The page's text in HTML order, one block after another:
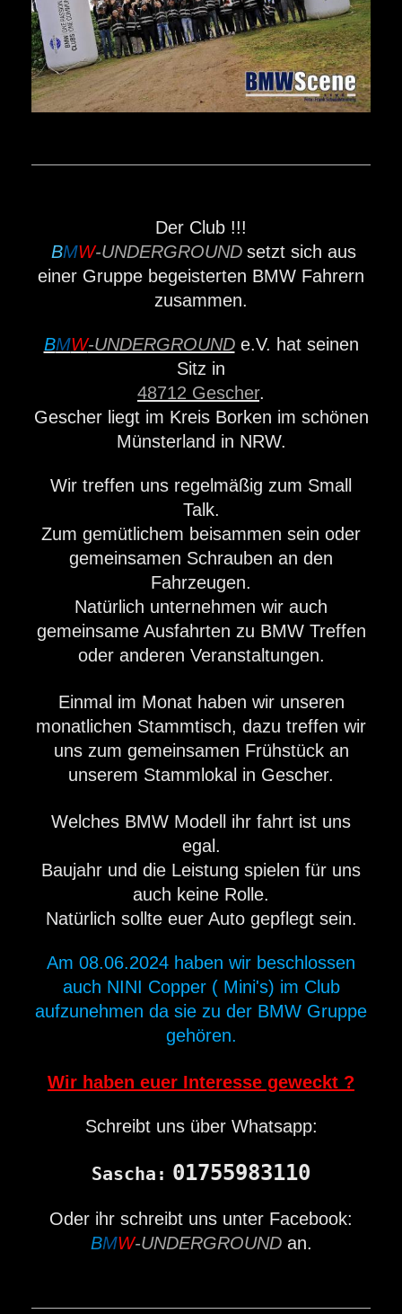
Der Club !!!
BMW-UNDERGROUND setzt sich aus
einer Gruppe begeisterten BMW Fahrern
zusammen.
BMW-UNDERGROUNDe.V. hat seinen
Sitz in
48712 Gescher.
Gescher liegt im Kreis Borken im schönen
Münsterland in NRW.
Wir treffen uns regelmäßig zum Small
Talk.
Zum gemütlichem beisammen sein oder
gemeinsamen Schrauben an den
Fahrzeugen.
Natürlich unternehmen wir auch
gemeinsame Ausfahrten zu BMW Treffen
oder anderen Veranstaltungen.
Einmal im Monat haben wir unseren
monatlichen Stammtisch, dazu treffen wir
uns zum gemeinsamen Frühstück an
unserem Stammlokal in Gescher.
Welches BMW Modell ihr fahrt ist uns
egal.
Baujahr und die Leistung spielen für uns
auch keine Rolle.
Natürlich sollte euer Auto gepflegt sein.
Am 08.06.2024 haben wir beschlossen
auch NINI Copper ( Mini's) im Club
aufzunehmen da sie zu der BMW Gruppe
gehören.
Wir haben euer Interesse geweckt ?
Schreibt uns über Whatsapp:
Sascha: 01755983110
Oder ihr schreibt uns unter Facebook:
BMW-UNDERGROUNDan.